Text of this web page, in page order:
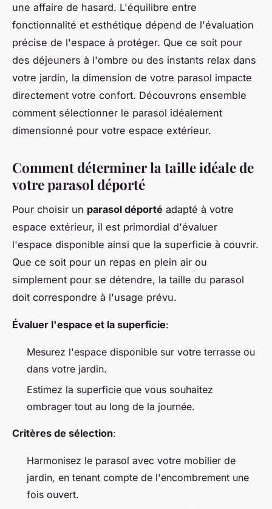
une affaire de hasard. L'équilibre entre
fonctionnalité et esthétique dépend de l'évaluation
précise de l'espace à protéger. Que ce soit pour
des déjeuners à l'ombre ou des instants relax dans
votre jardin, la dimension de votre parasol impacte
directement votre confort. Découvrons ensemble
comment sélectionner le parasol idéalement
dimensionné pour votre espace extérieur.
Comment déterminer la taille idéale de
votre parasol déporté
Pour choisir un parasol déporté adapté à votre
espace extérieur, il est primordial d'évaluer
l'espace disponible ainsi que la superficie à couvrir.
Que ce soit pour un repas en plein air ou
simplement pour se détendre, la taille du parasol
doit correspondre à l'usage prévu.
Évaluer l'espace et la superficie:
Mesurez l'espace disponible sur votre terrasse ou
dans votre jardin.
Estimez la superficie que vous souhaitez
ombrager tout au long de la journée.
Critères de sélection:
Harmonisez le parasol avec votre mobilier de
jardin, en tenant compte de l'encombrement une
fois ouvert.